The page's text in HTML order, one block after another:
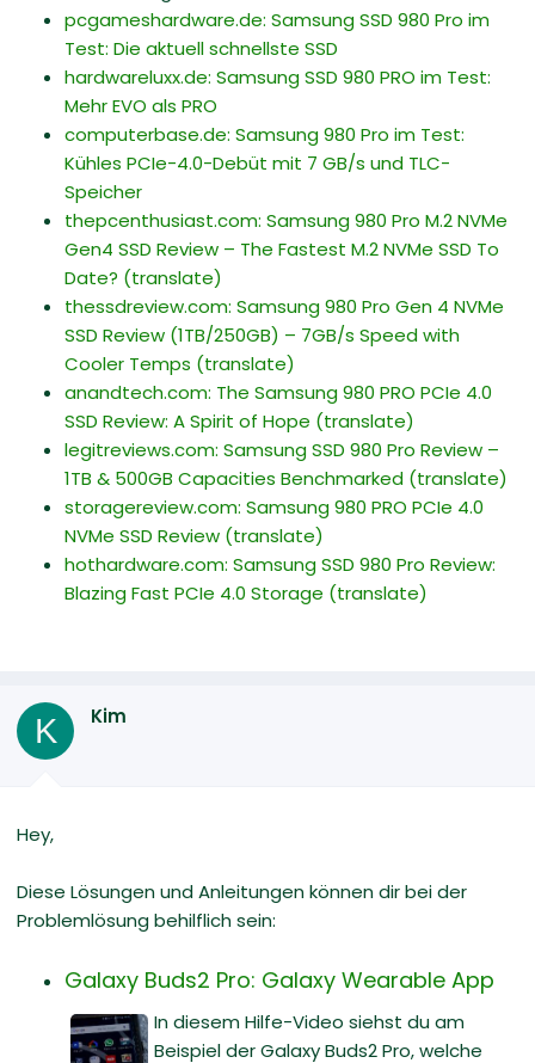
pcgameshardware.de: Samsung SSD 980 Pro im
Test: Die aktuell schnellste SSD
hardwareluxx.de: Samsung SSD 980 PRO im Test:
Mehr EVO als PRO
computerbase.de: Samsung 980 Pro im Test:
Kühles PCIe-4.0-Debüt mit 7 GB/s und TLC-
Speicher
thepcenthusiast.com: Samsung 980 Pro M.2 NVMe
Gen4 SSD Review – The Fastest M.2 NVMe SSD To
Date? (translate)
thessdreview.com: Samsung 980 Pro Gen 4 NVMe
SSD Review (1TB/250GB) – 7GB/s Speed with
Cooler Temps (translate)
anandtech.com: The Samsung 980 PRO PCIe 4.0
SSD Review: A Spirit of Hope (translate)
legitreviews.com: Samsung SSD 980 Pro Review –
1TB & 500GB Capacities Benchmarked (translate)
storagereview.com: Samsung 980 PRO PCIe 4.0
NVMe SSD Review (translate)
hothardware.com: Samsung SSD 980 Pro Review:
Blazing Fast PCIe 4.0 Storage (translate)
K Kim
Hey,
Diese Lösungen und Anleitungen können dir bei der
Problemlösung behilflich sein:
Galaxy Buds2 Pro: Galaxy Wearable App
In diesem Hilfe-Video siehst du am
Beispiel der Galaxy Buds2 Pro, welche